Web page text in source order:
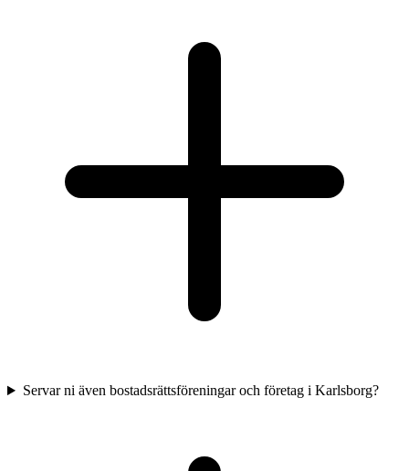
Servar ni även bostadsrättsföreningar och företag i Karlsborg?